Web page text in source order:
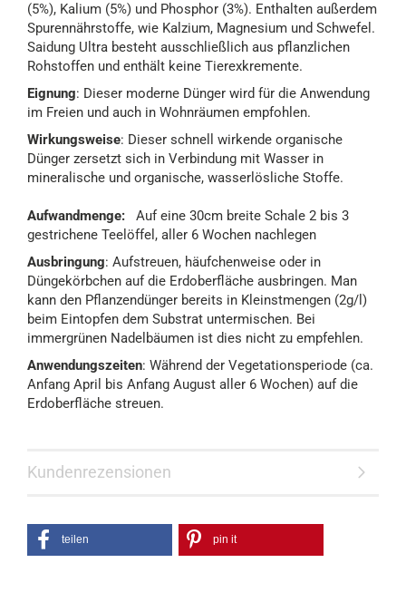
(5%), Kalium (5%) und Phosphor (3%). Enthalten außerdem
Spurennährstoffe, wie Kalzium, Magnesium und Schwefel.
Saidung Ultra besteht ausschließlich aus pflanzlichen
Rohstoffen und enthält keine Tierexkremente.
Eignung: Dieser moderne Dünger wird für die Anwendung
im Freien und auch in Wohnräumen empfohlen.
Wirkungsweise: Dieser schnell wirkende organische
Dünger zersetzt sich in Verbindung mit Wasser in
mineralische und organische, wasserlösliche Stoffe.
Aufwandmenge: Auf eine 30cm breite Schale 2 bis 3
gestrichene Teelöffel, aller 6 Wochen nachlegen
Ausbringung: Aufstreuen, häufchenweise oder in
Düngekörbchen auf die Erdoberfläche ausbringen. Man
kann den Pflanzendünger bereits in Kleinstmengen (2g/l)
beim Eintopfen dem Substrat untermischen. Bei
immergrünen Nadelbäumen ist dies nicht zu empfehlen.
Anwendungszeiten: Während der Vegetationsperiode (ca.
Anfang April bis Anfang August aller 6 Wochen) auf die
Erdoberfläche streuen.
Kundenrezensionen
teilen pin it